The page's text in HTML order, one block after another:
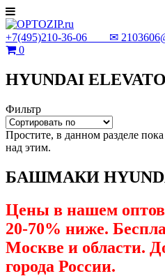
+7(495)210-36-06 ✉
0
HYUNDAI
Фильтр
Простите, в данном разделе
над этим.
БАШМАКИ
Цены в нашем
20-70% ниже.
Москве и области.
города России.